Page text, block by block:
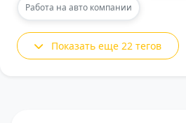
Работа на авто компании
Показать еще 22 тегов